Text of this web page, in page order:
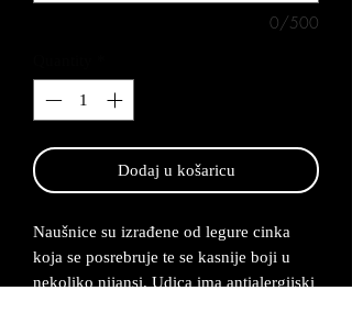
0/500
Dodaj u košaricu
Naušnice su izrađene od legure cinka
koja se posrebruje te se kasnije boji u
nekoliko nijansi. Udica ima antialergijski